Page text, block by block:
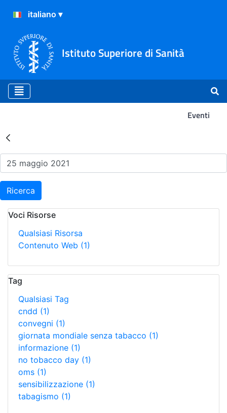
Istituto Superiore di Sanità
Eventi
Risultati della Ricerca -
Ricerca
Voci Risorse
Qualsiasi Risorsa
Contenuto Web (1)
Tag
Qualsiasi Tag
cndd (1)
convegni (1)
giornata mondiale senza tabacco (1)
informazione (1)
no tobacco day (1)
oms (1)
sensibilizzazione (1)
tabagismo (1)